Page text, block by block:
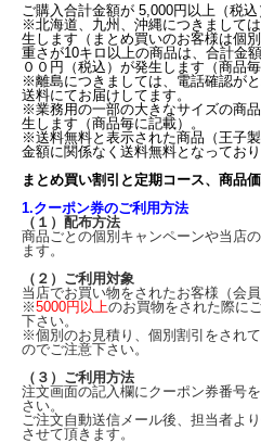
ご購入合計金額が 5,000円以上（税込
※北海道、九州、沖縄につきまして
生します（まとめ買いのお客様は個
重さが10キロ以上の商品は、合計金
００円（税込）が発生します（商品毎
※離島につきましては、電話確認が
送料にてお届けしてます。
※業務用の一部の大きなサイズの商
生します（商品毎に記載）。
※送料無料と表示された商品（王子
金額に関係なく送料無料となってお
まとめ買い割引と定期コース、商品
1.クーポン券のご利用方法
（１）配布方法
商品ごとの個別キャンペーンや当店
ます。
（２）ご利用対象
当店でお買い物をされたお客様（会員
※5000円以上のお買物をされた際に
下さい。
※個別のお見積り、個別割引をされ
のでご注意下さい。
（３）ご利用方法
注文画面の記入欄にクーポン券番号
さい。
ご注文自動送信メール後、担当者よ
させて頂きます。